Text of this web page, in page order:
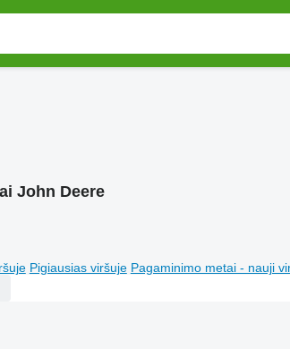
John Deere
Pigiausias viršuje Pagaminimo metai - nauji